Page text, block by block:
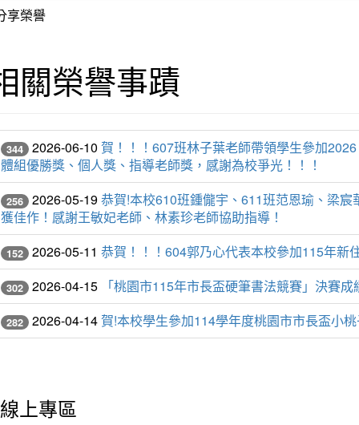
享榮譽
關榮譽事蹟
344 2026-06-10 賀！！！607班林子葉老師帶領學生參加
體組優勝獎、個人獎、指導老師獎，感謝為校爭光！！！
256 2026-05-19恭賀!本校610班鍾儱宇、611班范恩瑜、梁
獲佳作！感謝王敏妃老師、林素珍老師協助指導！
152 2026-05-11 恭賀！！！604郭乃心代表本校參加115年新
302 2026-04-15 「桃園市115年市長盃硬筆書法競賽」決賽
282 2026-04-14賀!本校學生參加114學年度桃園市市長盃小
線上專區